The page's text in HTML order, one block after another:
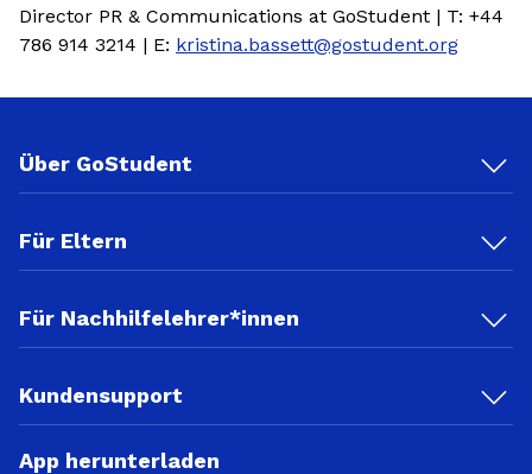
Director PR & Communications at GoStudent | T: +44
786 914 3214 | E: kristina.bassett@gostudent.org
Über GoStudent
Für Eltern
Für Nachhilfelehrer*innen
Kundensupport
App herunterladen